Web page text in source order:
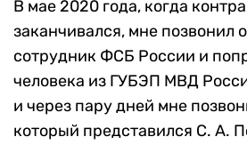
В мае 2020 года, когда
заканчивался, мне позвонил
сотрудник ФСБ России и
человека из ГУБЭП МВД
и через пару дней мне
который представился С. А.